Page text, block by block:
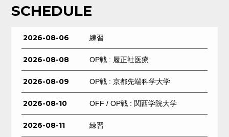
SCHEDULE
2026-08-06 練習
2026-08-08 OP戦 : 履正社医療
2026-08-09 OP戦 : 京都先端科学大学
2026-08-10 OFF / OP戦 : 関西学院大学
2026-08-11 練習